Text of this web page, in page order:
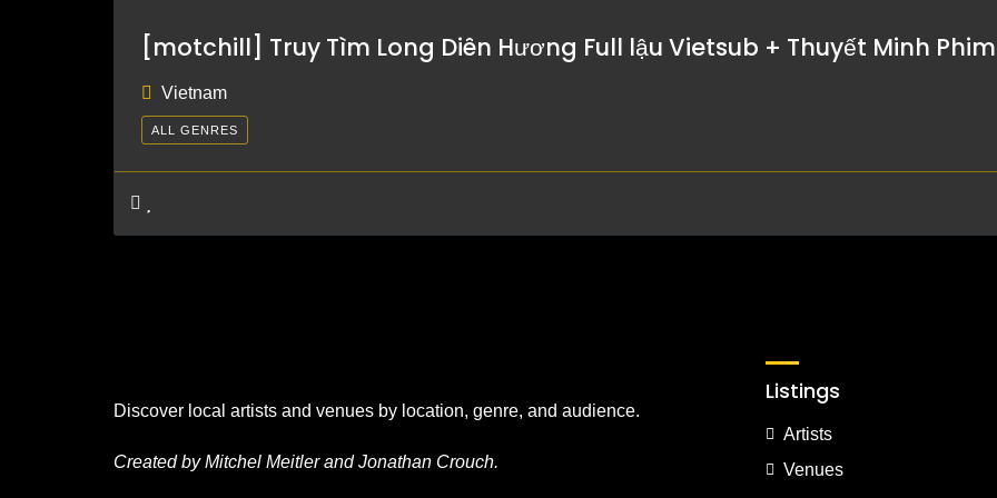
[motchill] Truy Tìm Long Diên Hương Full lậu Vietsub + Thuyết Minh
Vietnam
ALL GENRES
Discover local artists and venues by location, genre, and audience.
Created by Mitchel Meitler and Jonathan Crouch.
Listings
Artists
Venues